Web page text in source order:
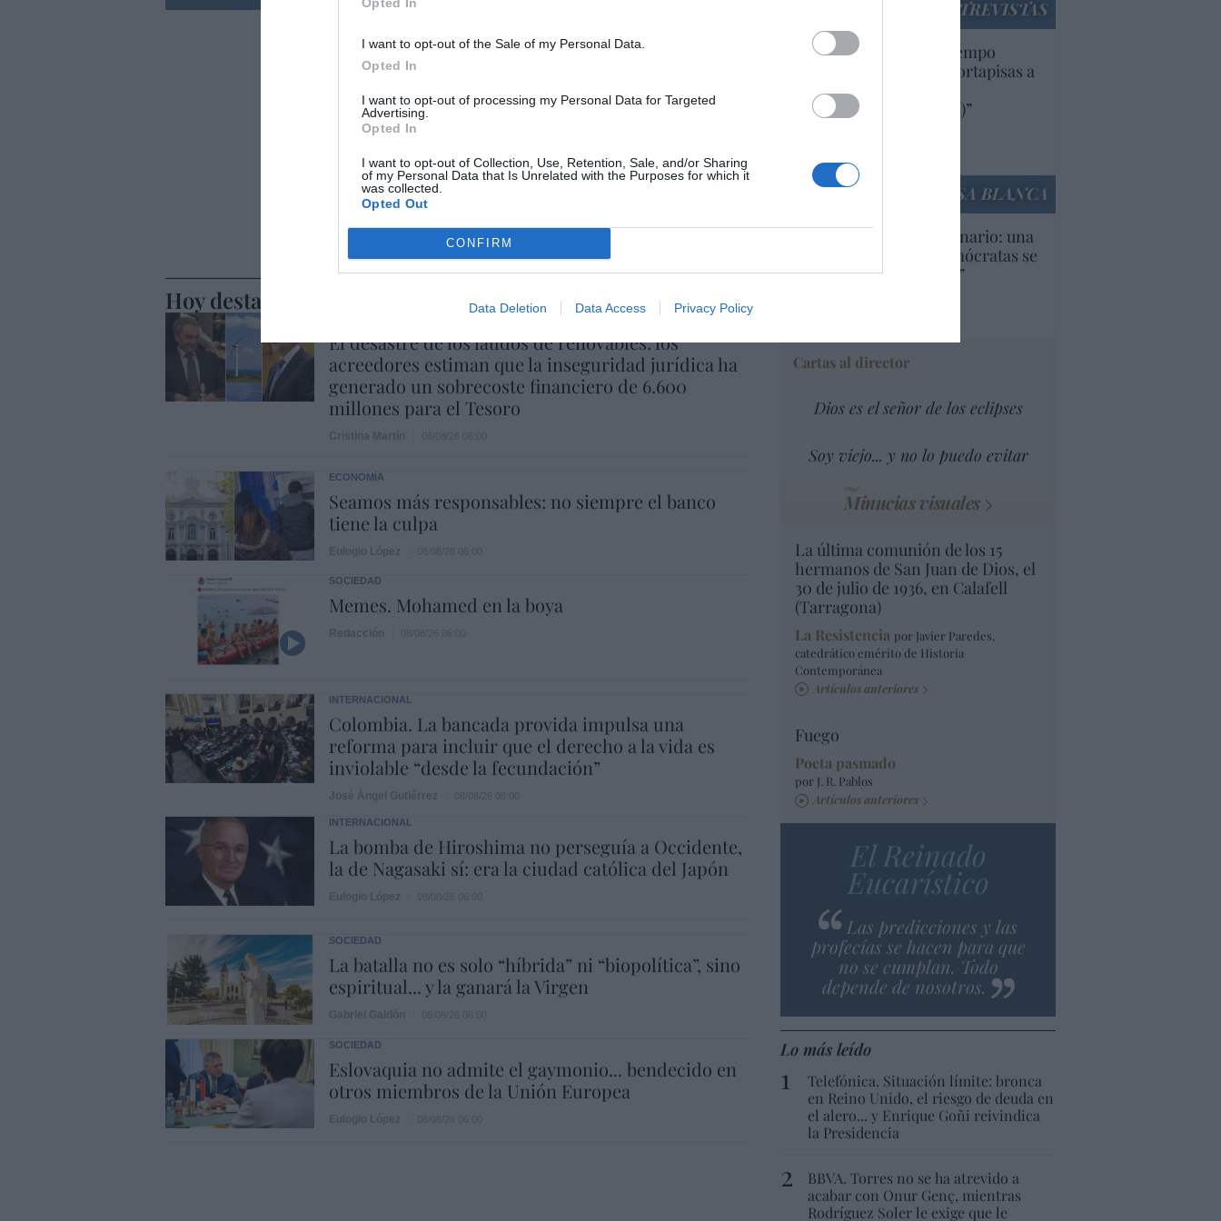
I want to opt-out of the Sale of my Personal Data.
Opted In
I want to opt-out of processing my Personal Data for Targeted
Advertising.
Opted In
I want to opt-out of Collection, Use, Retention, Sale, and/or Sharing
of my Personal Data that Is Unrelated with the Purposes for which it
was collected.
Opted Out
CONFIRM
Data Deletion Data Access Privacy Policy
Hoy destacamos
El desastre de los laudos de renovables: los
acreedores estiman que la inseguridad jurídica ha
generado un sobrecoste financiero de 6.600
millones para el Tesoro
ECONOMÍA
Seamos más responsables: no siempre el banco
tiene la culpa
SOCIEDAD
Memes. Mohamed en la boya
INTERNACIONAL
Colombia. La bancada provida impulsa una
reforma para incluir que el derecho a la vida es
inviolable “desde la fecundación”
INTERNACIONAL
La bomba de Hiroshima no perseguía a Occidente,
la de Nagasaki sí: era la ciudad católica del Japón
SOCIEDAD
La batalla no es solo “híbrida” ni “biopolítica”, sino
espiritual... y la ganará la Virgen
SOCIEDAD
Eslovaquia no admite el gaymonio... bendecido en
otros miembros de la Unión Europea
ENTREVISTAS
“Europa lleva mucho tiempo
poniendo aranceles y cortapisas a
productos y compañías
americanas (y europeas)”
LA CASA BLANCA
EEUU. Inquietante escenario: una
tercera parte de los demócratas se
define como “socialista”
Cartas al director
Dios es el señor de los eclipses
Soy viejo... y no lo puedo evitar
Minucias visuales
La última comunión de los 15
hermanos de San Juan de Dios, el
30 de julio de 1936, en Calafell
(Tarragona)
La Resistencia por Javier Paredes,
catedrático emérito de Historia
Contemporánea
Artículos anteriores
Fuego
Poeta pasmado
por J. R. Pablos
Artículos anteriores
El Reinado
Eucarístico
Las predicciones y las
profecías se hacen para que
no se cumplan. Todo
depende de nosotros.
Lo más leído
Telefónica. Situación límite: bronca
en Reino Unido, el riesgo de deuda en
el alero... y Enrique Goñi reivindica
la Presidencia
BBVA. Torres no se ha atrevido a
acabar con Onur Genç, mientras
Rodríguez Soler le exige que le